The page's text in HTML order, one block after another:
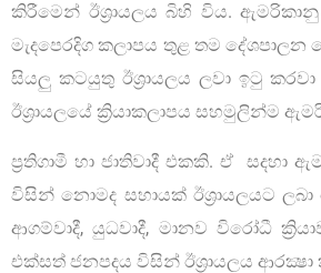
කිරීමෙන් ඊශ්‍රායලය බිහි විය. ඇමරිකානු
මැදපෙරදිග කලාපය තුළ තම දේශපාලන
සියලු කටයුතු ඊශ්‍රායලය ලවා ඉටු
ඊශ්‍රායලයේ ක්‍රියාකලාපය සහමුලින්ම
ප්‍රතිගාමී හා ජාතිවාදී එකකි. ඒ සදහා
විසින් නොමද සහායක් ඊශ්‍රායලයට ලබා
ආගම්වාදී, යුධවාදී, මානව විරෝධී
එක්සත් ජනපදය විසින් ඊශ්‍රායලය